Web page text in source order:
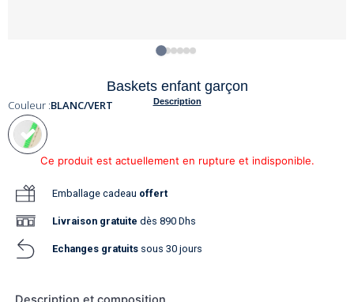
Baskets enfant garçon
Description
Couleur :BLANC/VERT
Ce produit est actuellement en rupture et indisponible.
Emballage cadeau offert
Livraison gratuite dès 890 Dhs
Echanges gratuits sous 30 jours